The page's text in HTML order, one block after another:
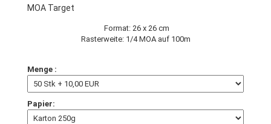
MOA Target
Format: 26 x 26 cm
Rasterweite: 1/4 MOA auf 100m
Menge :
Papier: